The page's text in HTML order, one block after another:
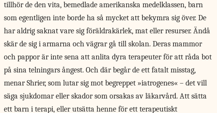
tillhör de den vita, bemedlade amerikanska medelklassen, barn
som egentligen inte borde ha så mycket att bekymra sig över. De
har aldrig saknat vare sig föräldrakärlek, mat eller resurser. Ändå
skär de sig i armarna och vägrar gå till skolan. Deras mammor
och pappor är inte sena att anlita dyra terapeuter för att råda bot
på sina telningars ångest. Och där begår de ett fatalt misstag,
menar Shrier, som lutar sig mot begreppet »iatrogenes« – det vill
säga sjukdomar eller skador som orsakas av läkarvård. Att sätta
ett barn i terapi, eller utsätta henne för ett terapeutiskt